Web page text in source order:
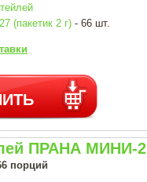
(пакетик 2 г) - 66 шт.
ПРАНА МИНИ-
порций